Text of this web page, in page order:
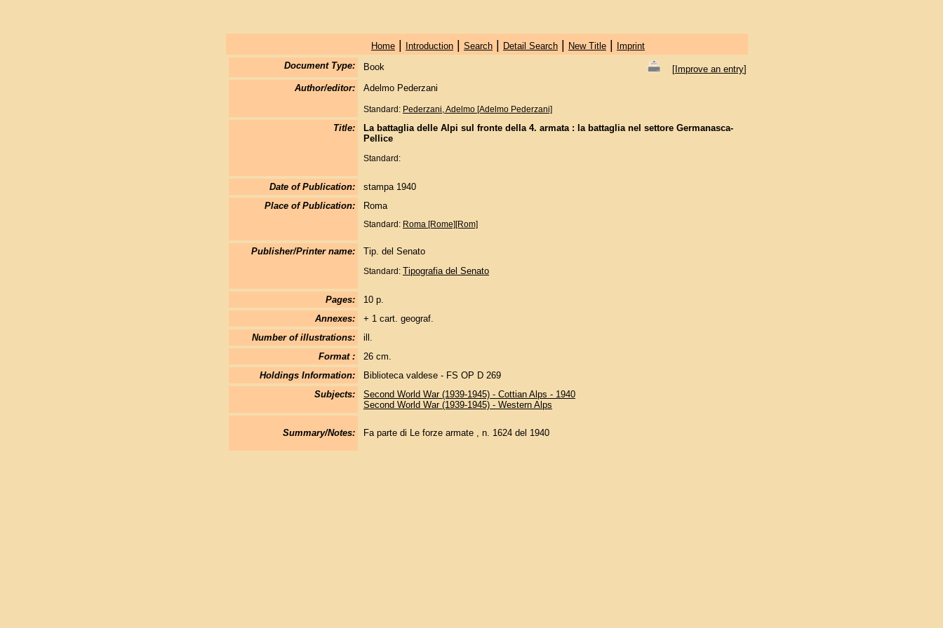
Home| Introduction| Search| Detail Search| New Title|
Imprint
Document Type:
Book [Improve an entry]
Author/editor:
Adelmo Pederzani
Standard: Pederzani, Adelmo [Adelmo Pederzani]
Title:
La battaglia delle Alpi sul fronte della 4. armata : la battaglia nel settore Germanasca-
Pellice
Standard:
Date of Publication:
stampa 1940
Place of Publication:
Roma
Standard: Roma [Rome][Rom]
Publisher/Printer name: Tip. del Senato
Standard: Tipografia del Senato
Pages:
10 p.
Annexes:
+ 1 cart. geograf.
Number of illustrations:
ill.
Format :
26 cm.
Holdings Information:
Biblioteca valdese - FS OP D 269
Subjects:
Second World War (1939-1945) - Cottian Alps - 1940
Second World War (1939-1945) - Western Alps
Summary/Notes: Fa parte di Le forze armate , n. 1624 del 1940